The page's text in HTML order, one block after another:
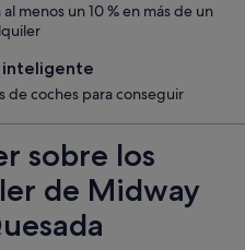
menos un 10 % en más de un
inteligente
de coches para conseguir
sobre los
de Midway